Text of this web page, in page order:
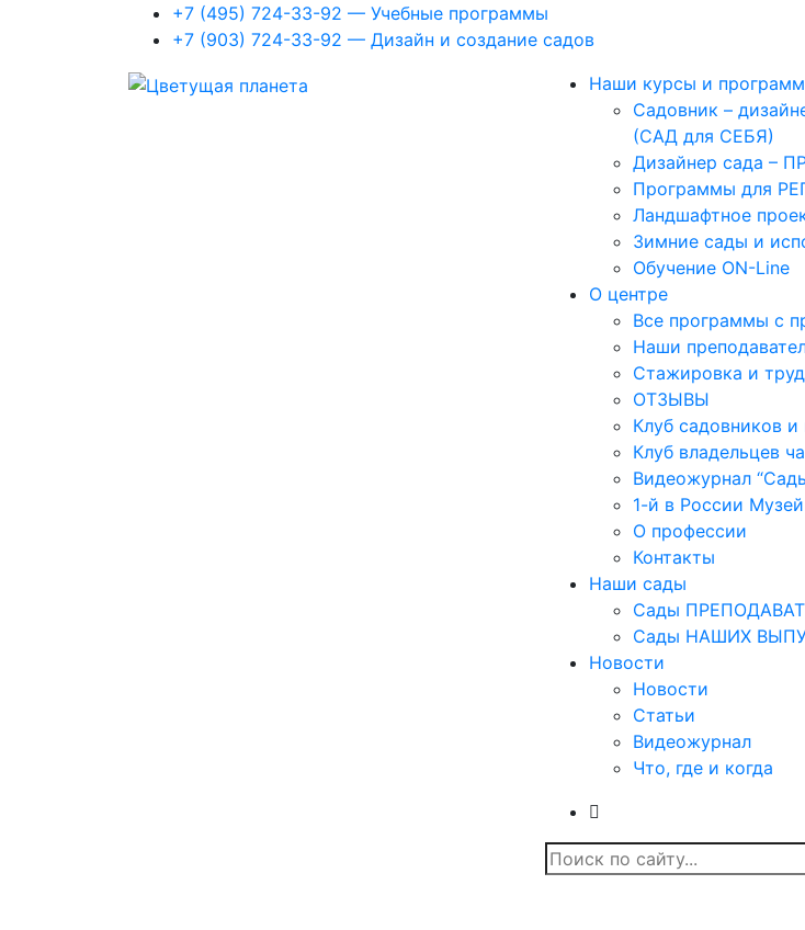
+7 (495) 724-33-92 — Учебные программы
+7 (903) 724-33-92 — Дизайн и создание садов
Наши курсы и
Садовник –
(САД для СЕБЯ)
Дизайнер сада –
Программы для
Ландшафтное
Зимние сады и
Обучение ON-Line
О центре
Все программы с
Наши
Стажировка и
ОТЗЫВЫ
Клуб садовников
Клуб владельцев
Видеожурнал
1-й в России
О профессии
Контакты
Наши сады
Сады
Сады НАШИХ
Новости
Новости
Статьи
Видеожурнал
Что, где и когда